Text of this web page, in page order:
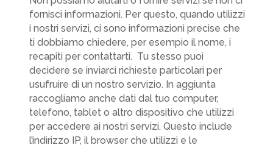
fornisci informazioni. Per questo, quando utilizzi
i nostri servizi, ci sono informazioni precise che
ti dobbiamo chiedere, per esempio il nome, i
recapiti per contattarti. Tu stesso puoi
decidere se inviarci richieste particolari per
usufruire di un nostro servizio. In aggiunta
raccogliamo anche dati dal tuo computer,
telefono, tablet o altro dispositivo che utilizzi
per accedere ai nostri servizi. Questo include
l’indirizzo IP, il browser che utilizzi e le